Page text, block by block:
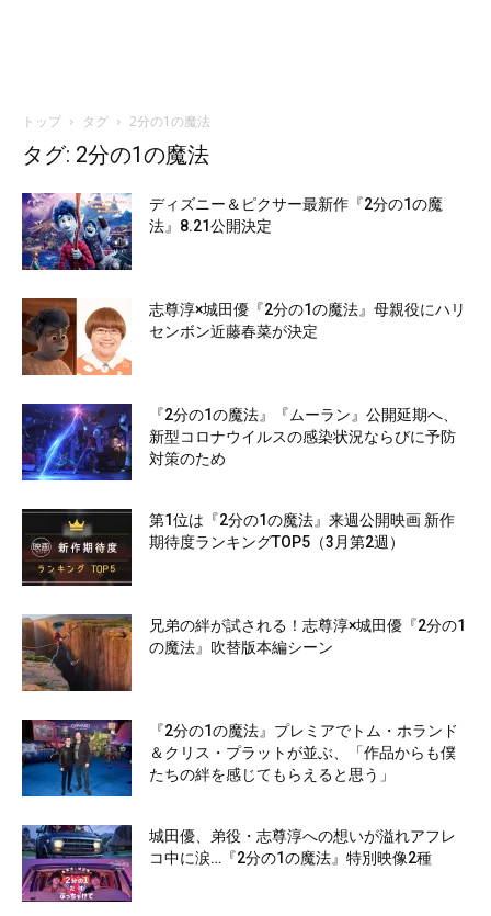
トップ タグ 2分の1の魔法
タグ: 2分の1の魔法
ディズニー＆ピクサー最新作『2分の1の魔
法』8.21公開決定
志尊淳×城田優『2分の1の魔法』母親役にハリ
センボン近藤春菜が決定
『2分の1の魔法』『ムーラン』公開延期へ、
新型コロナウイルスの感染状況ならびに予防
対策のため
第1位は『2分の1の魔法』来週公開映画 新作
期待度ランキングTOP5（3月第2週）
兄弟の絆が試される！志尊淳×城田優『2分の1
の魔法』吹替版本編シーン
『2分の1の魔法』プレミアでトム・ホランド
＆クリス・プラットが並ぶ、「作品からも僕
たちの絆を感じてもらえると思う」
城田優、弟役・志尊淳への想いが溢れアフレ
コ中に涙…『2分の1の魔法』特別映像2種